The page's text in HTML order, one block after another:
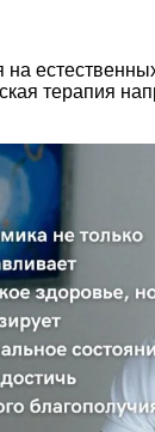
терапия